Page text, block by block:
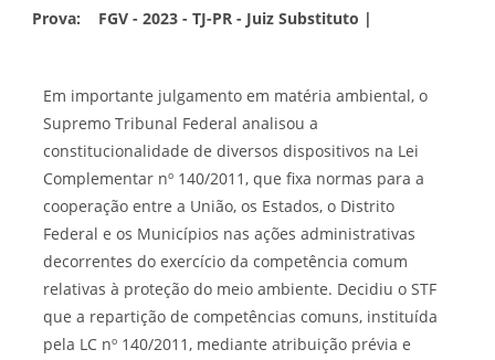
Prova: FGV - 2023 - TJ-PR - Juiz Substituto |
Em importante julgamento em matéria ambiental, o
Supremo Tribunal Federal analisou a
constitucionalidade de diversos dispositivos na Lei
Complementar nº 140/2011, que fixa normas para a
cooperação entre a União, os Estados, o Distrito
Federal e os Municípios nas ações administrativas
decorrentes do exercício da competência comum
relativas à proteção do meio ambiente. Decidiu o STF
que a repartição de competências comuns, instituída
pela LC nº 140/2011, mediante atribuição prévia e